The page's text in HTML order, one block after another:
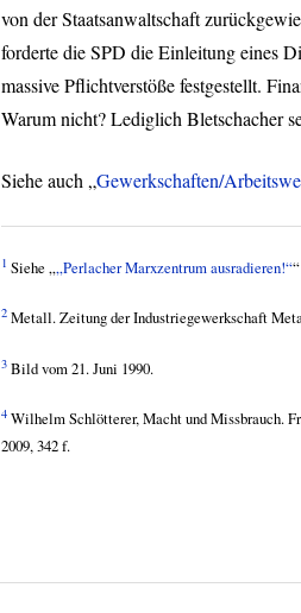
von der Staatsanwaltschaft
forderte dieSPD die Einleitung eines
massive Pflichtverstöße festgestellt.
Warum nicht? Lediglich Bletschacher
Siehe auch „Gewerkschaften/
1 Siehe „„Perlacher Marxzentrum ausradieren!“
2 Metall. Zeitung der Industriegewerkschaft
3 Bild vom 21. Juni 1990.
4 Wilhelm Schlötterer, Macht und Missbrauch.
2009, 342 f.